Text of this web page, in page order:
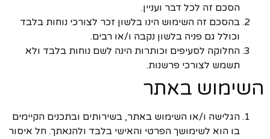
הסכם זה לכל דבר ועניין.
בהסכם זה השימוש הינו בלשון זכר לצורכי נוחות בלבד
וכולל גם פניה בלשון נקבה ו/או רבים.
החלוקה לסעיפים וכותרות הינה לשם נוחות בלבד ולא
תשמש לצורכי פרשנות.
השימוש באתר
הגלישה ו/או השימוש באתר, בשירותים ובתכנים הקיימים
בו הוא לשימושך הפרטי והאישי בלבד ולהנאתך. חל איסור